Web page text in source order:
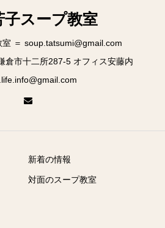
子スープ教室
室 ＝ soup.tatsumi@gmail.com
倉市十二所287-5 オフィス安藤内
新着の情報
対面のスープ教室